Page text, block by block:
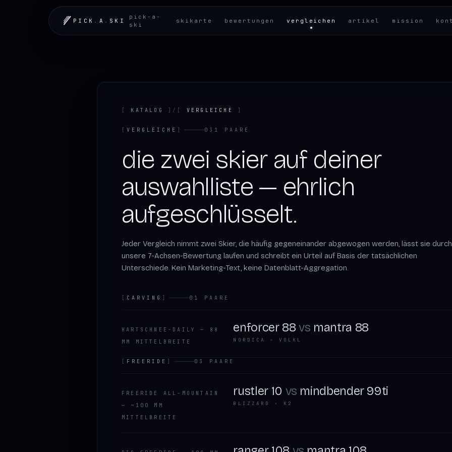
PICK . A . SKI
pick-a-
ski
skikarte bewertungen vergleichen artikel mission
[ KATALOG ] / [ VERGLEICHE ]
[ VERGLEICHE ] 031 PAARE
die zwei skier auf deiner
auswahlliste — ehrlich
aufgeschlüsselt.
Jeder Vergleich nimmt zwei Skier, die häufig gegeneinander abgewogen werden, lässt sie durch
unsere 7-Achsen-Bewertung laufen und schreibt ein Urteil auf Basis der tatsächlichen
Unterschiede. Kein Marketing-Text, keine Datenblatt-Aggregation.
[ CARVING ] 01 PAARE
HARTSCHNEE-DAILY — 88
MM MITTELBREITE
enforcer 88 vs mantra 88
NORDICA × VOLKL
[ FREERIDE ] 03 PAARE
FREERIDE ALL-MOUNTAIN
— ~100 MM
MITTELBREITE
rustler 10 vs mindbender 99ti
BLIZZARD × K2